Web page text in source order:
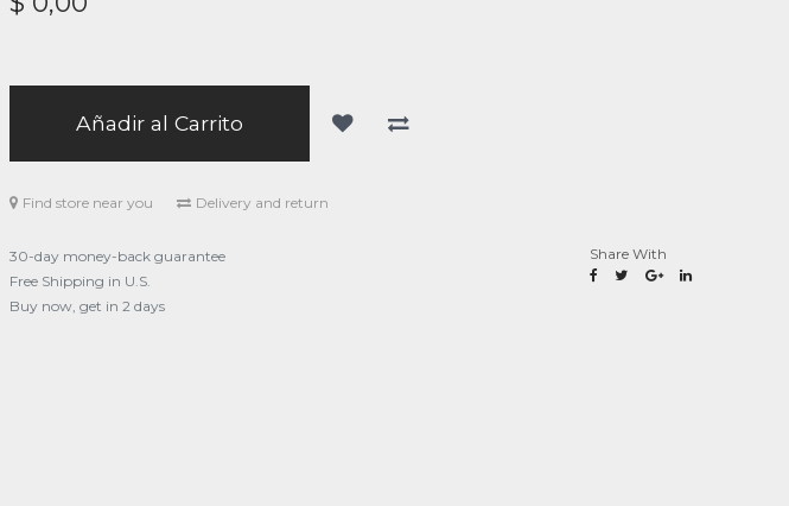
Añadir al Carrito
Find store near you Delivery and return
30-day money-back guarantee
Free Shipping in U.S.
Buy now, get in 2 days
Share With